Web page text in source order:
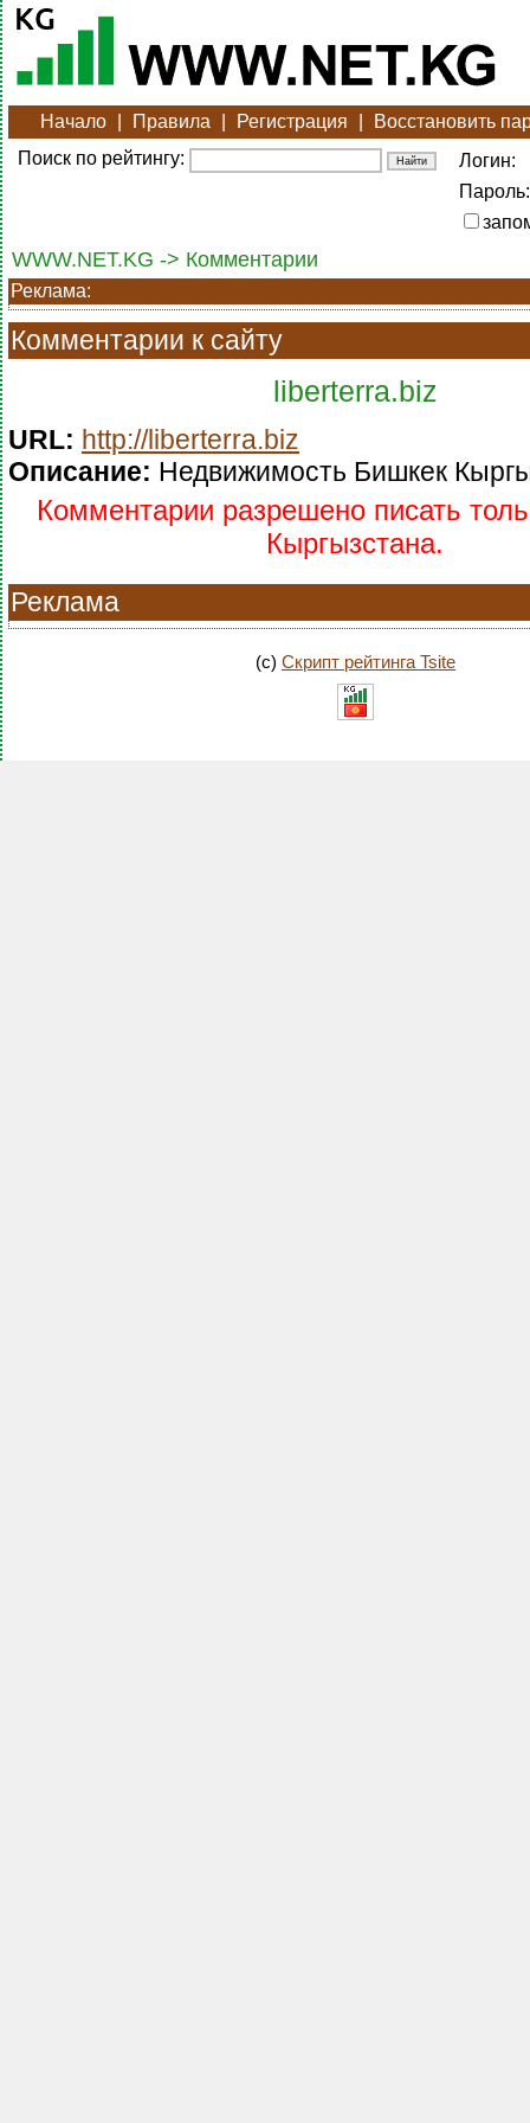
Начало Правила Регистрация
Восстановить
Поиск по рейтингу:
Логин:
Пароль:
WWW.NET.KG -> Комментарии
Реклама:
Комментарии к сайту
liberterra.biz
URL: http://liberterra.biz
Описание: Недвижимость Бишкек
Комментарии разрешено писать
Кыргызстана.
Реклама
(c) Скрипт рейтинга Tsite